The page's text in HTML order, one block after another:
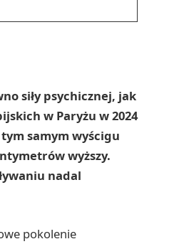
siły psychicznej, jak
w Paryżu w 2024
samym wyścigu
wyższy.
nadal
pokolenie